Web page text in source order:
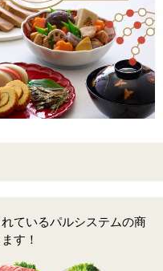
ているパルシステムの商
す！